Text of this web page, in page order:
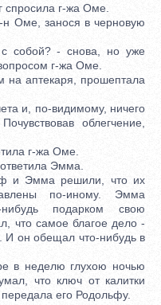
г-жа Оме.
Оме, занося в черновую
- снова, но уже
г-жа Оме.
аптекаря, прошептала
и, по-видимому, ничего
облегчение,
г-жа Оме.
Эмма.
Эмма решили, что их
по-иному. Эмма
нибудь подарком свою
что самое благое дело -
И он обещал что-нибудь в
неделю глухою ночью
что ключ от калитки
его Родольфу.